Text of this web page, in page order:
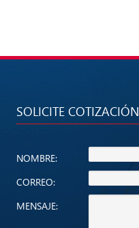
SOLICITE COTIZACIÓN
NOMBRE:
CORREO:
MENSAJE: